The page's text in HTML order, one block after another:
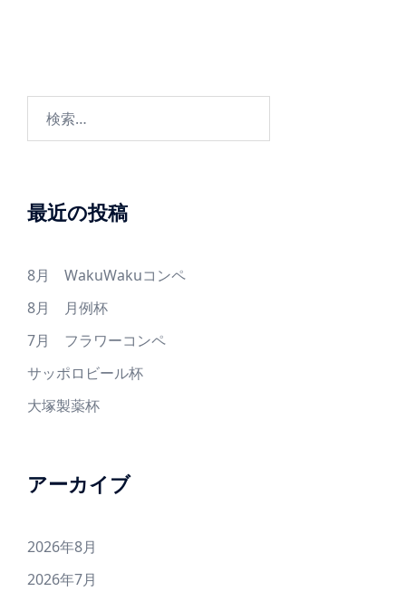
ョ
最近の投稿
8月 WakuWakuコンペ
8月 月例杯
7月 フラワーコンペ
サッポロビール杯
大塚製薬杯
アーカイブ
2026年8月
2026年7月